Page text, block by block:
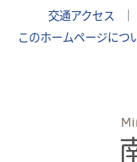
交通アクセス
このホームページにつ